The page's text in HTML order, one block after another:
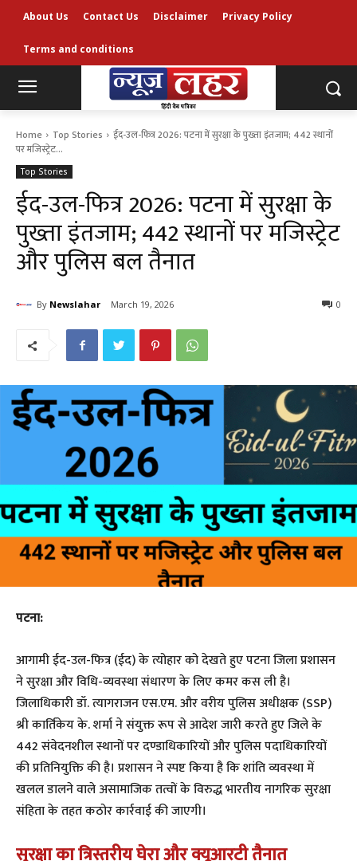
About Us Contact Us Disclaimer Privacy Policy
Terms and conditions
Home Top Stories
ईद-उल-फित्र 2026: पटना में सुरक्षा के पुख्ता इंतजाम; 442 स्थानों
पर मजिस्ट्रेट...
Top Stories
ईद-उल-फित्र 2026: पटना में सुरक्षा के
पुख्ता इंतजाम; 442 स्थानों पर मजिस्ट्रेट
और पुलिस बल तैनात
By Newslahar March 19, 2026 0
पटना:
आगामी ईद-उल-फित्र (ईद) के त्योहार को देखते हुए पटना जिला प्रशासन
ने सुरक्षा और विधि-व्यवस्था संधारण के लिए कमर कस ली है।
जिलाधिकारी डॉ. त्यागराजन एस.एम. और वरीय पुलिस अधीक्षक (SSP)
श्री कार्तिकेय के. शर्मा ने संयुक्त रूप से आदेश जारी करते हुए जिले के
442 संवेदनशील स्थानों पर दण्डाधिकारियों और पुलिस पदाधिकारियों
की प्रतिनियुक्ति की है। प्रशासन ने स्पष्ट किया है कि शांति व्यवस्था में
खलल डालने वाले असामाजिक तत्वों के विरुद्ध भारतीय नागरिक सुरक्षा
संहिता के तहत कठोर कार्रवाई की जाएगी।
सुरक्षा का त्रिस्तरीय घेरा और क्यूआरटी तैनात